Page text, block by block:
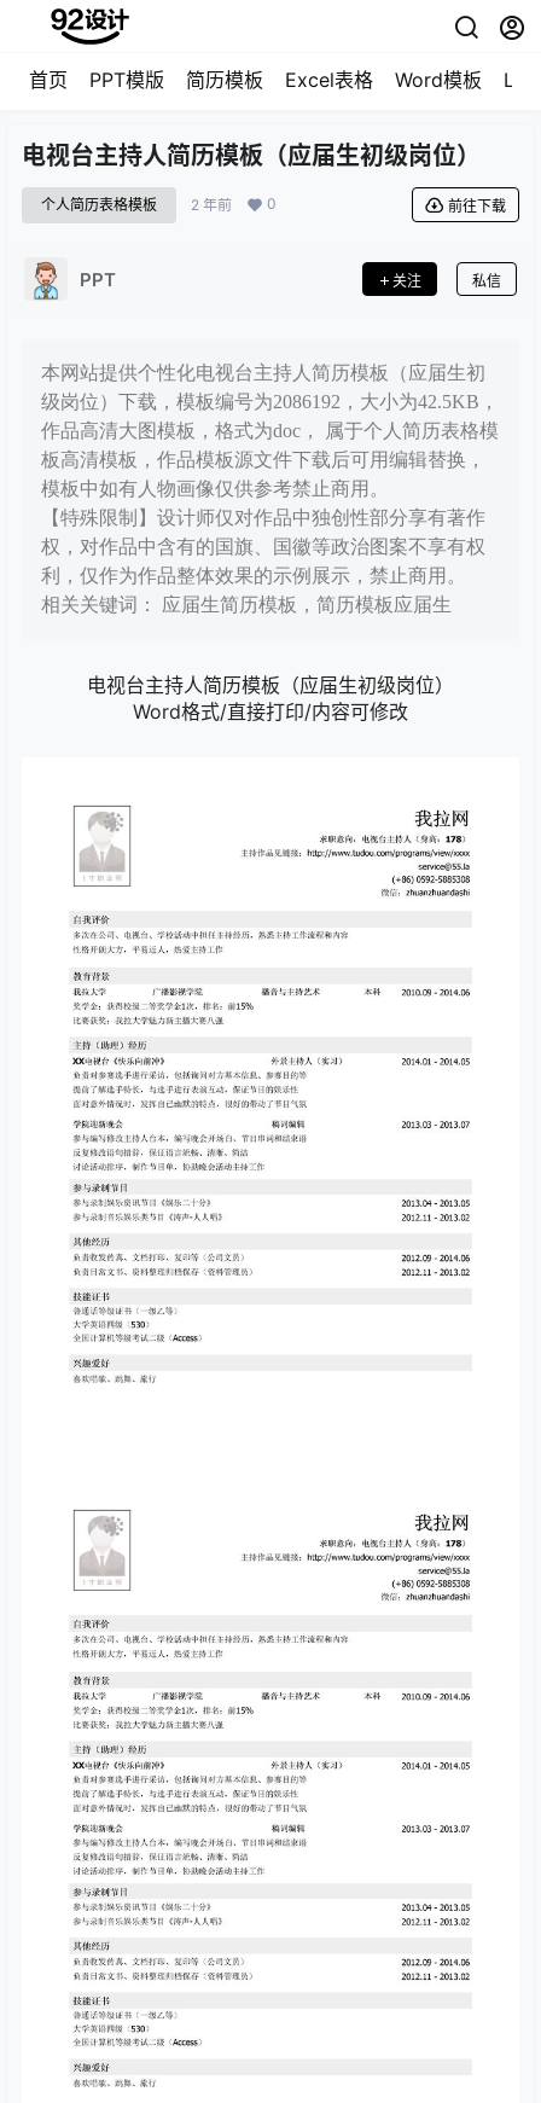
首页 PPT模版 简历模板 Excel表格 Word模板
电视台主持人简历模板（应届生初级岗位）
个人简历表格模板 2 年前 0 前往下载
PPT 关注 私信
本网站提供个性化电视台主持人简历模板（应届生初
级岗位）下载，模板编号为2086192，大小为42.5KB，
作品高清大图模板，格式为doc， 属于个人简历表格模
板高清模板，作品模板源文件下载后可用编辑替换，
模板中如有人物画像仅供参考禁止商用。
【特殊限制】设计师仅对作品中独创性部分享有著作
权，对作品中含有的国旗、国徽等政治图案不享有权
利，仅作为作品整体效果的示例展示，禁止商用。
相关关键词： 应届生简历模板，简历模板应届生
电视台主持人简历模板（应届生初级岗位）
Word格式/直接打印/内容可修改